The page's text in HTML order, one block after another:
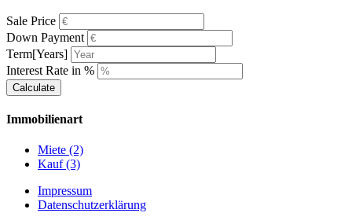
Sale Price
Down Payment
Term[Years]
Interest Rate in %
Calculate
Immobilienart
Miete (2)
Kauf(3)
Impressum
Datenschutzerklärung